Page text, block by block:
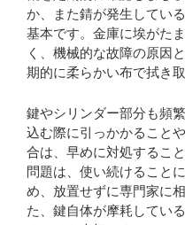
か、また錆が発生してい
基本です。金庫に埃がた
く、機械的な故障の原因
期的に柔らかい布で拭き取
鍵やシリンダー部分も頻
込む際に引っかかること
合は、早めに対処するこ
問題は、使い続けること
め、放置せずに専門家に
た、鍵自体が摩耗してい